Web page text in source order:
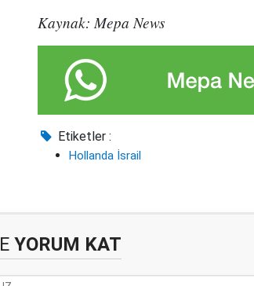
Kaynak: Mepa News
Etiketler :
Hollanda İsrail
YORUM KAT